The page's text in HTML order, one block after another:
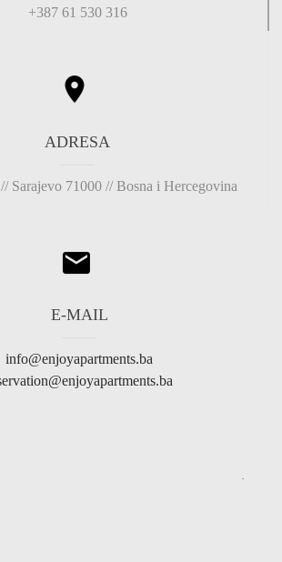
+387 61 530 316
ADRESA
Sarajevo 71000 // Bosna i Hercegovina
E-MAIL
info@enjoyapartments.ba